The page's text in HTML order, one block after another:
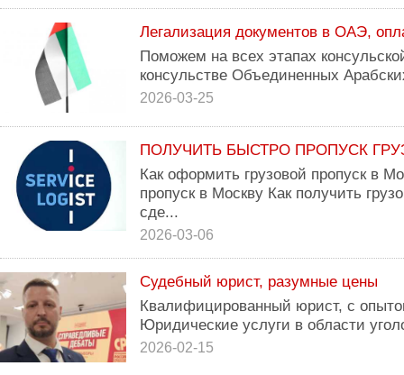
Легализация документов в ОАЭ,
Поможем на всех этапах
консульстве Объединенных
2026-03-25
ПОЛУЧИТЬ БЫСТРО ПРОПУСК
Как оформить грузовой пропуск в
пропуск в Москву Как получить
сде...
2026-03-06
Судебный юрист, разумные цены
Квалифицированный юрист, с
Юридические услуги в области
2026-02-15